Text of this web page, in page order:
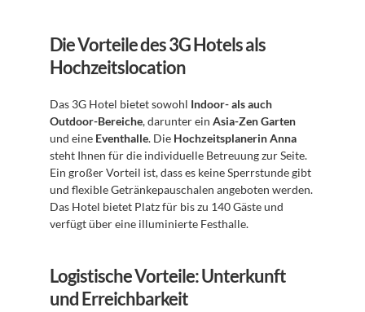
Die Vorteile des 3G Hotels als
Hochzeitslocation
Das 3G Hotel bietet sowohl Indoor- als auch
Outdoor-Bereiche, darunter ein Asia-Zen Garten
und eine Eventhalle. Die Hochzeitsplanerin Anna
steht Ihnen für die individuelle Betreuung zur Seite.
Ein großer Vorteil ist, dass es keine Sperrstunde gibt
und flexible Getränkepauschalen angeboten werden.
Das Hotel bietet Platz für bis zu 140 Gäste und
verfügt über eine illuminierte Festhalle.
Logistische Vorteile: Unterkunft
und Erreichbarkeit